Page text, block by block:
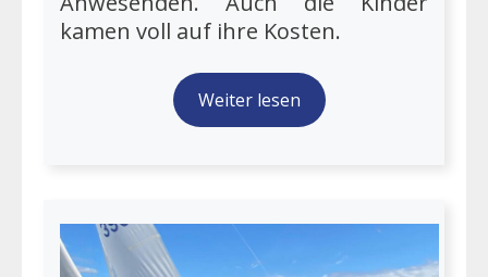
kamen voll auf ihre Kosten.
Weiter lesen